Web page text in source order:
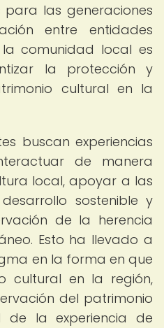
para las generaciones
entre entidades
comunidad local es
la protección y
cultural en la
buscan experiencias
de manera
local, apoyar a las
sostenible y
de la herencia
Esto ha llevado a
en la forma en que
cultural en la región,
del patrimonio
de la experiencia de